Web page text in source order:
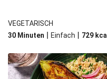
VEGETARISCH
30 Minuten | Einfach | 729 kcal